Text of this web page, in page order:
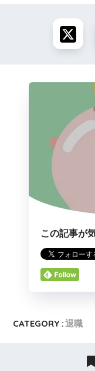
この記事が
CATEGORY :退職